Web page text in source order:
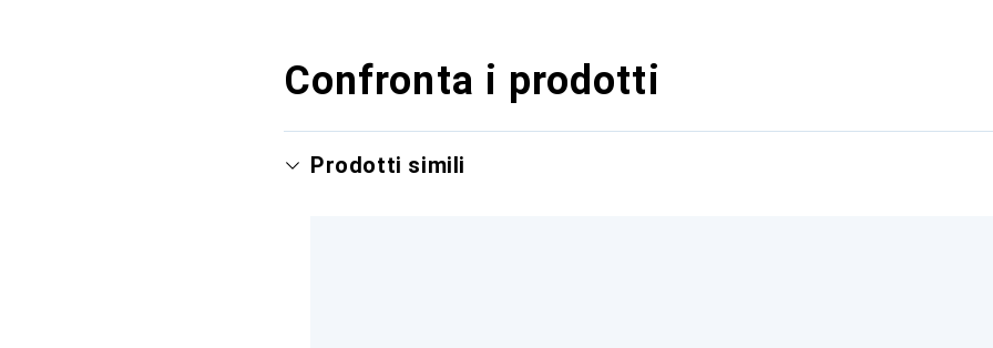
Confronta i prodotti
Prodotti simili